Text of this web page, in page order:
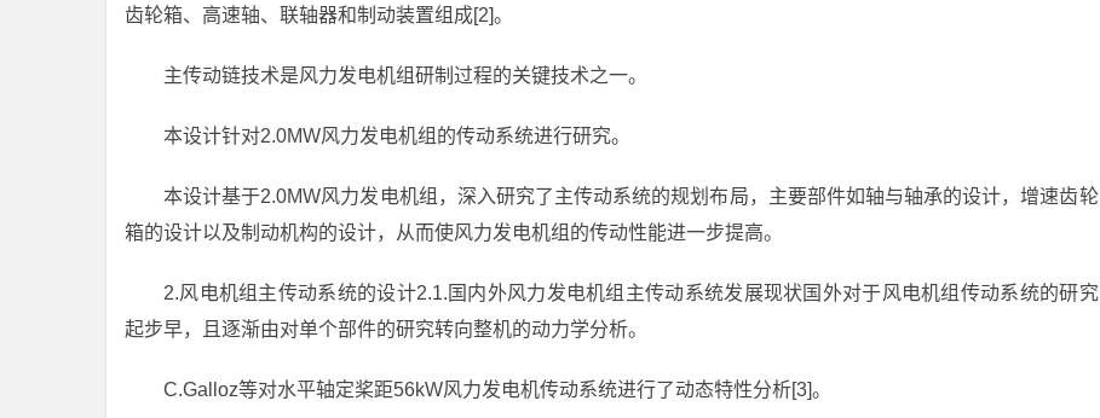
齿轮箱、高速轴、联轴器和制动装置组成[2]。
主传动链技术是风力发电机组研制过程的关键技术之一。
本设计针对2.0MW风力发电机组的传动系统进行研究。
本设计基于2.0MW风力发电机组，深入研究了主传动系统的规划布局，主要部件如轴与轴承的设计，增速齿轮
箱的设计以及制动机构的设计，从而使风力发电机组的传动性能进一步提高。
2.风电机组主传动系统的设计2.1.国内外风力发电机组主传动系统发展现状国外对于风电机组传动系统的研究
起步早，且逐渐由对单个部件的研究转向整机的动力学分析。
C.Galloz等对水平轴定桨距56kW风力发电机传动系统进行了动态特性分析[3]。